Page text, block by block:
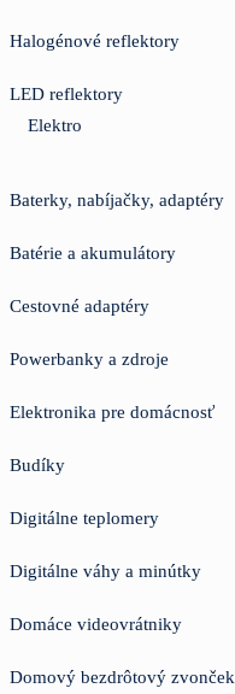
Halogénové reflektory
LED reflektory
Elektro
Baterky, nabíjačky, adaptéry
Batérie a akumulátory
Cestovné adaptéry
Powerbanky a zdroje
Elektronika pre domácnosť
Budíky
Digitálne teplomery
Digitálne váhy a minútky
Domáce videovrátniky
Domový bezdrôtový zvonček